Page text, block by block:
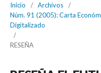
Inicio / Archivos
/
Núm. 91 (2005): Carta
Digitalizado
/
RESEÑA